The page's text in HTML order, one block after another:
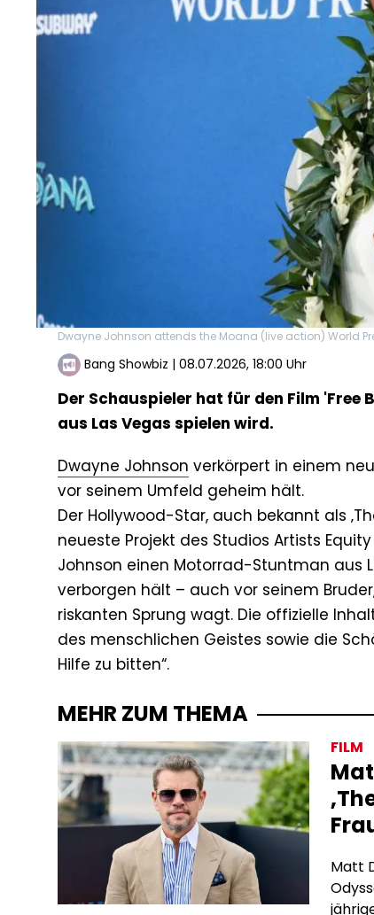
Dwayne Johnson attends the Moana (live action) World
Bang Showbiz | 08.07.2026, 18:00 Uhr
Der Schauspieler hat für den Film
aus Las Vegas spielen wird.
Dwayne Johnson verkörpert in einem
vor seinem Umfeld geheim hält.
Der Hollywood-Star, auch bekannt als
neueste Projekt des Studios Artists
Johnson einen Motorrad-Stuntman aus
verborgen hält – auch vor seinem
riskanten Sprung wagt. Die offizielle
des menschlichen Geistes sowie die
Hilfe zu bitten“.
MEHR ZUM THEMA
FILM
Matt